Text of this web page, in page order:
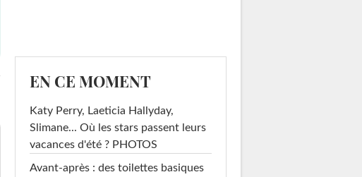
EN CE MOMENT
Katy Perry, Laeticia Hallyday,
Slimane... Où les stars passent leurs
vacances d'été ? PHOTOS
Avant-après : des toilettes basiques